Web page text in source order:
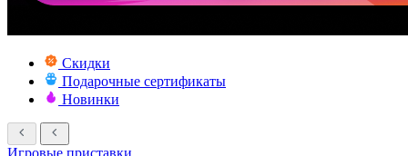
Скидки
Подарочные сертификаты
Новинки
Игровые приставки